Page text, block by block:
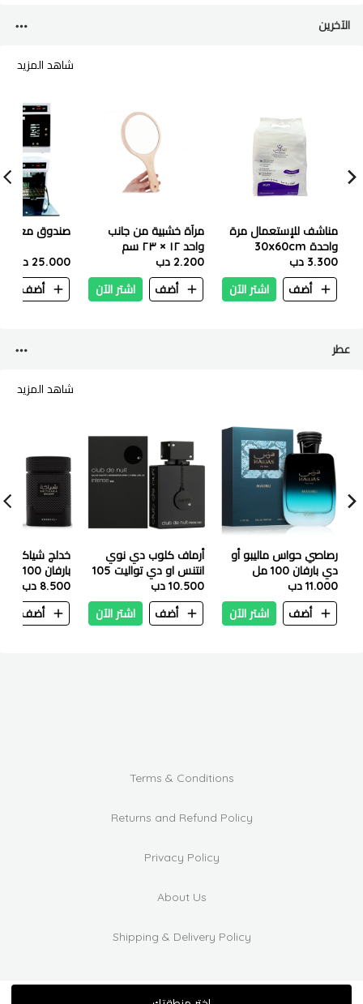
الآخرين
شاهد المزيد
مناشف للإستعمال مرة
واحدة 30x60cm
(50pcs)
3.300 دب
أضف
اشتر الآن
مرآة خشبية من جانب
واحد ١٢ × ٢٣ سم
2.200 دب
أضف
اشتر الآن
صندوق معقم
25.000 دب
أضف
عطر
شاهد المزيد
رصاصي حواس ماليبو أو
دي بارفان 100 مل
11.000 دب
أضف
اشتر الآن
أرماف كلوب دي نوي
انتنس او دي تواليت 105
مل
10.500 دب
أضف
اشتر الآن
خدلج شياكا
بارفان 100 مل
8.500 دب
أضف
Terms & Conditions
Returns and Refund Policy
Privacy Policy
About Us
Shipping & Delivery Policy